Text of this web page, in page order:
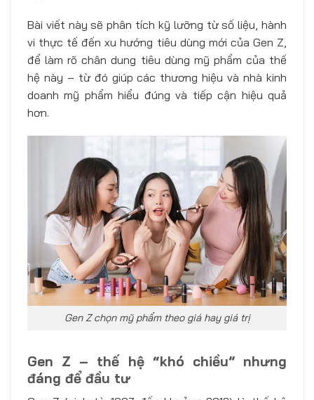
Bài viết này sẽ phân tích kỹ lưỡng từ số liệu, hành
vi thực tế đến xu hướng tiêu dùng mới của Gen Z,
để làm rõ chân dung tiêu dùng mỹ phẩm của thế
hệ này – từ đó giúp các thương hiệu và nhà kinh
doanh mỹ phẩm hiểu đúng và tiếp cận hiệu quả
hơn.
Gen Z chọn mỹ phẩm theo giá hay giá trị
Gen Z – thế hệ “khó chiều” nhưng
đáng để đầu tư